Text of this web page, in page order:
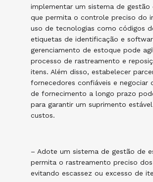
implementar um sistema de gestão
que permita o controle preciso do
uso de tecnologias como códigos
etiquetas de identificação e
gerenciamento de estoque pode
processo de rastreamento e
itens. Além disso, estabelecer
fornecedores confiáveis e negociar
de fornecimento a longo prazo
para garantir um suprimento
custos.
– Adote um sistema de gestão de
permita o rastreamento preciso
evitando escassez ou excesso de